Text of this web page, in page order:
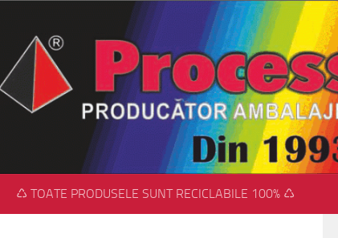
♺ TOATE PRODUSELE SUNT RECICLABILE 100% ♺